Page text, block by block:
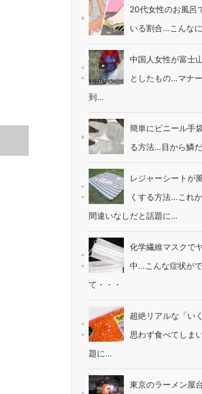
20代女性のお風呂
いる割合…こんな
中国人女性が富士
としたもの…マナ
到…
簡単にビニール手
る方法…目から鱗
レジャーシートが
くする方法…これ
間違いなしだと話題に…
化学繊維マスクで
中…こんな症状が
て・・・
超絶リアルな「い
思わず食べてしま
題に…
東京のラーメン屋